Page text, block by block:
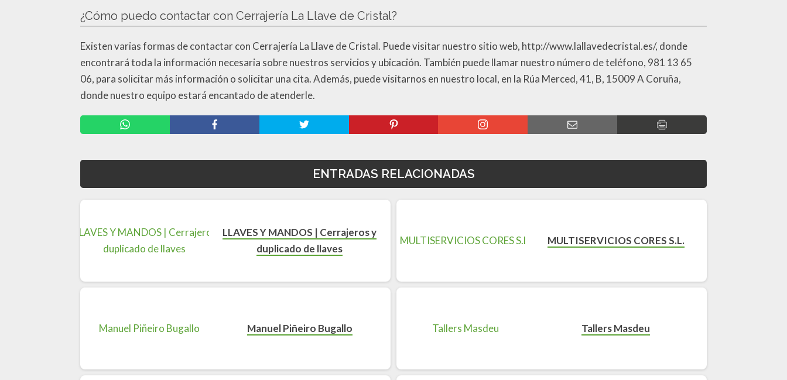
¿Cómo puedo contactar con Cerrajería La Llave de Cristal?
Existen varias formas de contactar con Cerrajería La Llave de Cristal. Puede visitar nuestro sitio web, http://www.lallavedecristal.es/, donde
encontrará toda la información necesaria sobre nuestros servicios y ubicación. También puede llamar nuestro número de teléfono, 981 13 65
06, para solicitar más información o solicitar una cita. Además, puede visitarnos en nuestro local, en la Rúa Merced, 41, B, 15009 A Coruña,
donde nuestro equipo estará encantado de atenderle.
ENTRADAS RELACIONADAS
LLAVES Y MANDOS | Cerrajeros y
duplicado de llaves
MULTISERVICIOS CORES S.L.
Manuel Piñeiro Bugallo Tallers Masdeu